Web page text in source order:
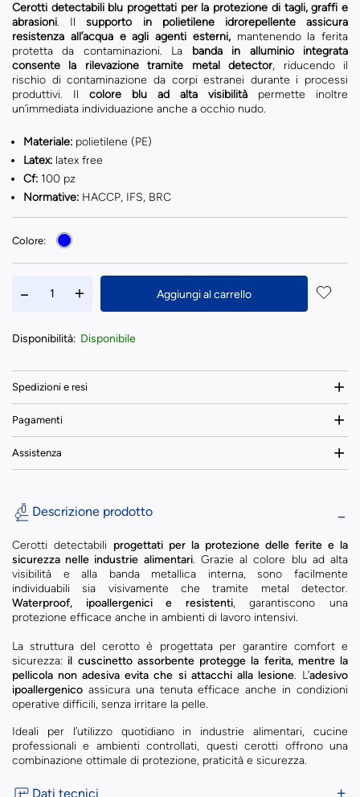
Cerotti detectabili blu progettati per la protezione di tagli, graffi e
abrasioni. Ilsupporto in polietilene idrorepellente assicura
resistenza all’acqua e agli agenti esterni,mantenendo la ferita
protetta da contaminazioni. La banda in alluminio integrata
consente la rilevazione tramite metal detector, riducendo il
rischio di contaminazione da corpi estranei durante i processi
produttivi. Il colore blu ad alta visibilità permette inoltre
un’immediata individuazione anche a occhio nudo.
Materiale: polietilene (PE)
Latex: latex free
Cf: 100 pz
Normative: HACCP, IFS, BRC
Colore:
Aggiungi al carrello
Disponibilità: Disponibile
Spedizioni e resi
Pagamenti
Assistenza
Descrizione prodotto
Cerotti detectabili progettati per la protezione delle ferite e la
sicurezza nelle industrie alimentari. Grazie al colore blu ad alta
visibilità e alla banda metallica interna, sono facilmente
individuabili sia visivamente che tramite metal detector.
Waterproof, ipoallergenici e resistenti, garantiscono una
protezione efficace anche in ambienti di lavoro intensivi.
La struttura del cerotto è progettata per garantire comfort e
sicurezza: il cuscinetto assorbente protegge la ferita, mentre la
pellicola non adesiva evita che si attacchi alla lesione. L’adesivo
ipoallergenico assicura una tenuta efficace anche in condizioni
operative difficili, senza irritare la pelle.
Ideali per l’utilizzo quotidiano in industrie alimentari, cucine
professionali e ambienti controllati, questi cerotti offrono una
combinazione ottimale di protezione, praticità e sicurezza.
Dati tecnici